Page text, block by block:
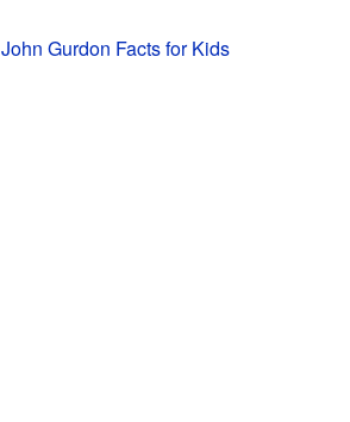
John Gurdon Facts for Kids